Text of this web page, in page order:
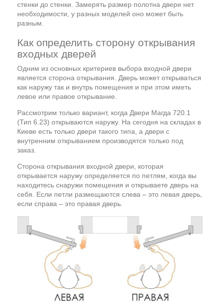
стенки до стенки. Замерять размер полотна двери нет
необходимости, у разных моделей оно может быть
разным.
Как определить сторону открывания
входных дверей
Одним из основных критериев выбора входной двери
является сторона открывания. Дверь может открываться
как наружу так и внутрь помещения и при этом иметь
левое или правое открывание.
Рассмотрим только вариант, когда Двери Магда 720.1
(Тип 6.23) открываются наружу. На сегодня на складах в
Киеве есть только двери такого типа, а двери с
внутренним открыванием производятся только под
заказ.
Сторона открывания входной двери, которая
открывается наружу определяется по петлям, когда вы
находитесь снаружи помещения и открываете дверь на
себя. Если петли размещаются слева – это левая дверь,
если справа – это правая дверь.